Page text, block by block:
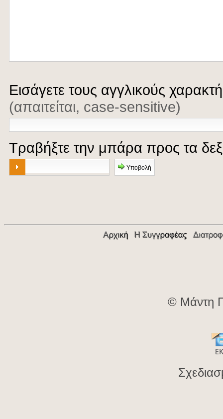
Εισάγετε τους αγγλικούς
(απαιτείται, case-sensitive)
Τραβήξτε την μπάρα προς τα
Υποβολή
© Μάντη